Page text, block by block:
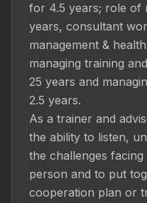
for 4.5 years; role of
years, consultant
management &
managing training
25 years and
2.5 years.
As a trainer and
the ability to listen,
the challenges
person and to put
cooperation plan or